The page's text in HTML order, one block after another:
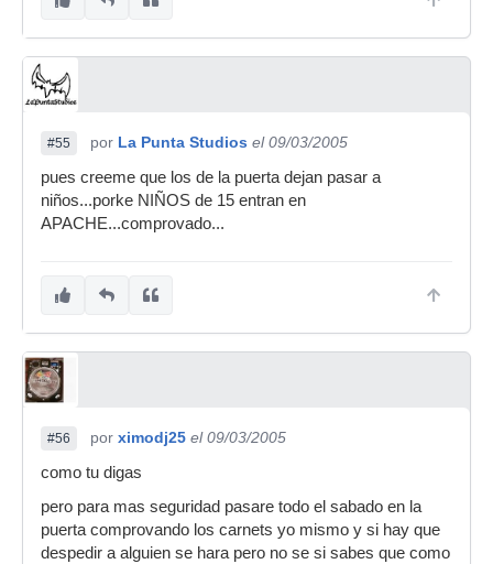
#55 por La Punta Studios el 09/03/2005
pues creeme que los de la puerta dejan pasar a
niños...porke NIÑOS de 15 entran en
APACHE...comprovado...
#56 por ximodj25 el 09/03/2005
como tu digas
pero para mas seguridad pasare todo el sabado en la
puerta comprovando los carnets yo mismo y si hay que
despedir a alguien se hara pero no se si sabes que como